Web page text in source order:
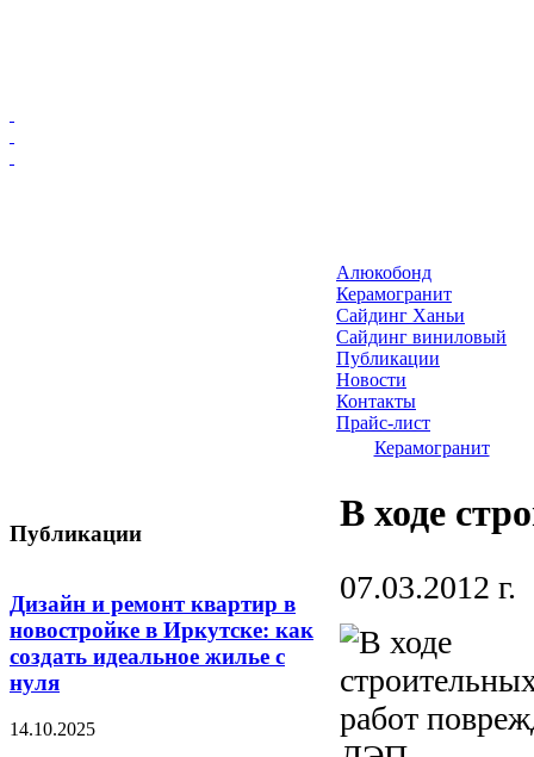
Публикации
Дизайн и ремонт квартир в
новостройке в Иркутске: как
создать идеальное жилье с
нуля
14.10.2025
Алюкобонд
Керамогранит
Сайдинг Ханьи
Сайдинг виниловый
Публикации
Новости
Контакты
Прайс-лист
Керамогранит
В ходе
07.03.2012 г.